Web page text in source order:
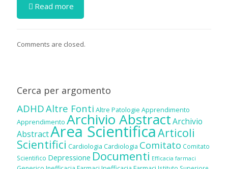
Read more
Comments are closed.
Cerca per argomento
ADHDAltre Fonti Altre Patologie Apprendimento
Apprendimento Archivio AbstractArchivio
AbstractArea ScientificaArticoli
Scientifici Cardiologia Cardiologia Comitato Comitato
Scientifico Depressione Documenti Efficacia farmaci